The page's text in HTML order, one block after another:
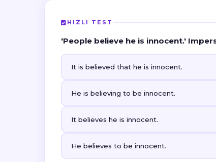
HIZLI TEST
'People believe he is innocent.'
It is believed that he is innocent.
He is believing to be innocent.
It believes he is innocent.
He believes to be innocent.